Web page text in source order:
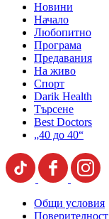
Новини
Начало
Любопитно
Програма
Предавания
На живо
Спорт
Darik Health
Търсене
Best Doctors
„40 до 40“
Общи условия
Поверителност